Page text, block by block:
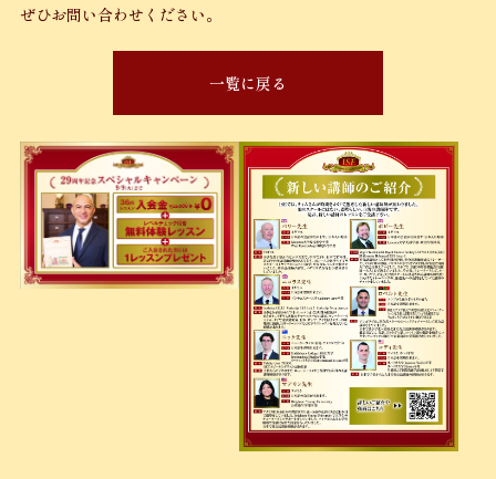
ぜひお問い合わせください。
一覧に戻る